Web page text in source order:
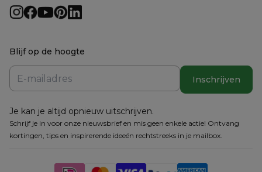
Blijf op de hoogte
Inschrijven
Je kan je altijd opnieuw uitschrijven.
Schrijf je in voor onze nieuwsbrief en mis geen enkele actie! Ontvang
kortingen, tips en inspirerende ideeën rechtstreeks in je mailbox.